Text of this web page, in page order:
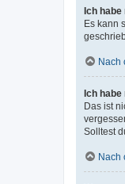
Ich
Es kann
Nach
Ich
Das ist
Solltest
Nach